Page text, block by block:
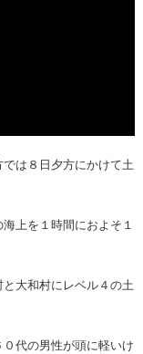
は８日夕方にかけて土
上を１時間におよそ１
大和村にレベル４の土
代の男性が頭に軽いけ